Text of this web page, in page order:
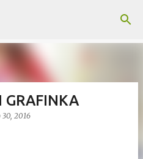
GRAFINKA
2016